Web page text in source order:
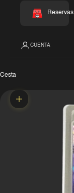
Reservas
CUENTA
Cesta
Zoom